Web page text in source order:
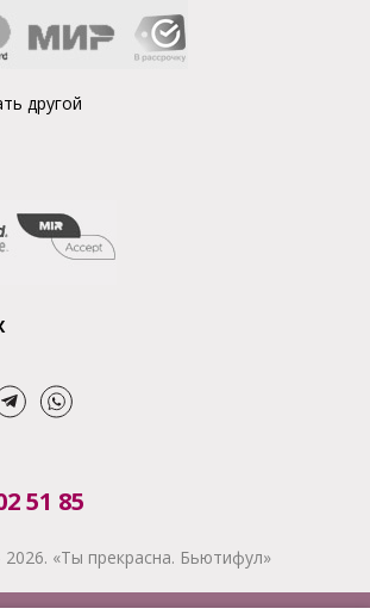
другой
51 85
«Ты прекрасна. Бьютифул»